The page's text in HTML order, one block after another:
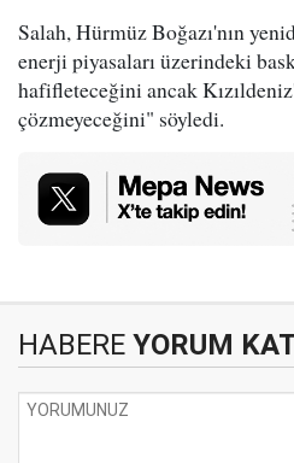
Salah, Hürmüz Boğazı'nın
enerji piyasaları üzerindeki
hafifleteceğini ancak
çözmeyeceğini" söyledi.
HABERE YORUM